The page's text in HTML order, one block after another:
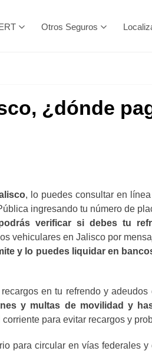
Otros Seguros
¿dónde
, lo puedes consultar en
ingresando tu número de
verificar si debes tu
vehiculares en Jalisco por
y lo puedes liquidar en
en tu refrendo y
y multas de movilidad y
para evitar recargos y
para circular en vías federales